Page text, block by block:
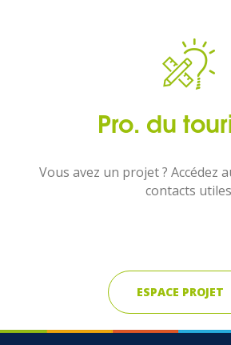
Pro. du
Vous avez un projet ? Accédez
contacts
ESPACE PROJET